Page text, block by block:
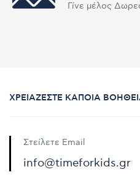
Γίνε μέλος
ΧΡΕΙΆΖΕΣΤΕ ΚΆΠΟΙΑ
Στείλετε Email
info@timeforkids.gr